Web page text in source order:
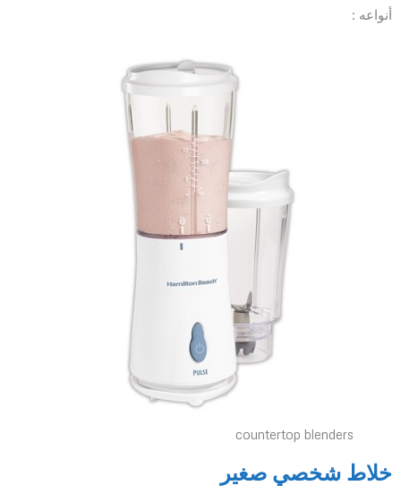
أنواعه :
countertop blenders
خلاط شخصي صغير